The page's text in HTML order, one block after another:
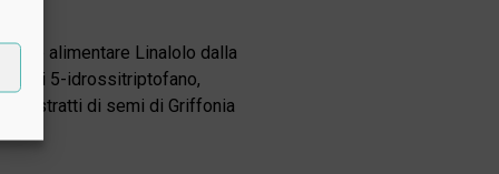
alimentare Linalolo dalla
di 5-idrossitriptofano,
estratti di semi di Griffonia